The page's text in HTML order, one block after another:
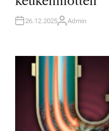
N
26.12.2025A
R
Admin